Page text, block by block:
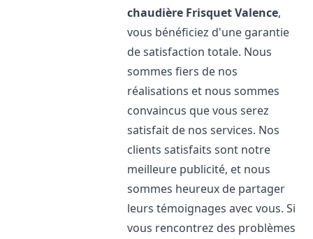
chaudière FrisquetValence,
vous bénéficiez d'une garantie
de satisfaction totale. Nous
sommes fiers de nos
réalisations et nous sommes
convaincus que vous serez
satisfait de nos services. Nos
clients satisfaits sont notre
meilleure publicité, et nous
sommes heureux de partager
leurs témoignages avec vous. Si
vous rencontrez des problèmes